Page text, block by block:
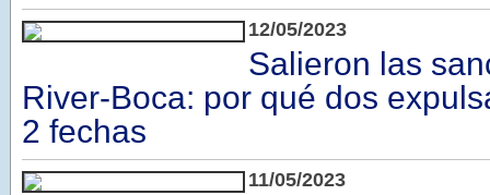
12/05/2023
Salieron las
River-Boca: por qué dos
2 fechas
11/05/2023